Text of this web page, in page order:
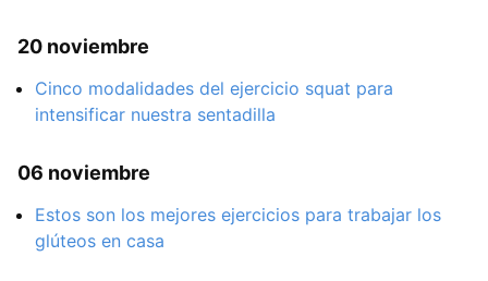
20 noviembre
Cinco modalidades del ejercicio squat para
intensificar nuestra sentadilla
06 noviembre
Estos son los mejores ejercicios para trabajar los
glúteos en casa